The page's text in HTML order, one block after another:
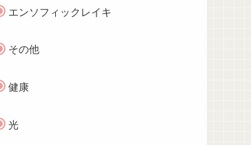
エンソフィックレイキ
その他
健康
光